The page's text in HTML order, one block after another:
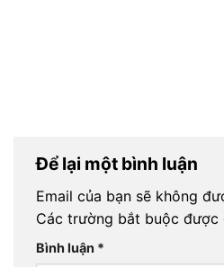
Để lại một bình luận
Email của bạn sẽ không
Các trường bắt buộc được
Bình luận *